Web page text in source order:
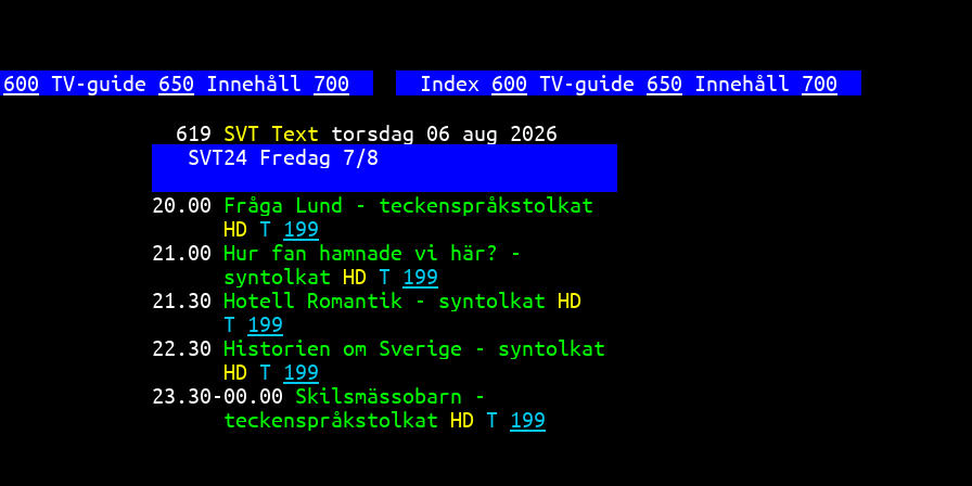
600 TV-guide 650 Innehåll 700 Index 600 TV-guide 650 Innehåll 700
619 SVT Text torsdag 06 aug 2026
SVT24 Fredag 7/8
20.00 Fråga Lund - teckenspråkstolkat
HD T 199
21.00 Hur fan hamnade vi här? -
syntolkat HD T 199
21.30 Hotell Romantik - syntolkat HD
T 199
22.30 Historien om Sverige - syntolkat
HD T 199
23.30-00.00 Skilsmässobarn -
teckenspråkstolkat HD T 199